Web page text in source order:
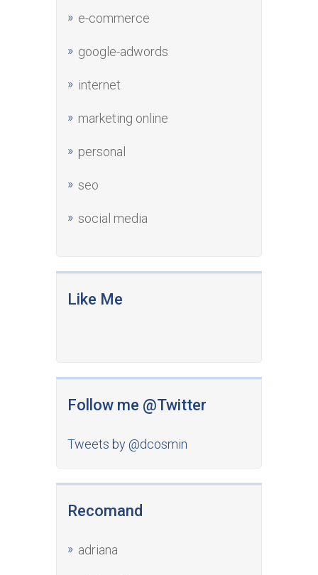
e-commerce
google-adwords
internet
marketing online
personal
seo
social media
Like Me
Follow me @Twitter
Tweets by @dcosmin
Recomand
adriana